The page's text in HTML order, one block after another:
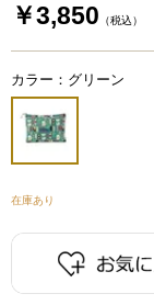
￥3,850 （税込）
カラー：グリーン
在庫あり